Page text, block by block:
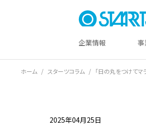
企業情報
ホーム スターツコラム 「日の丸をつけて
2025年04月25日